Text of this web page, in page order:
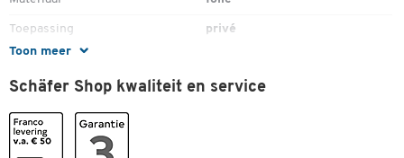
Toon meer
Toepassing privé
Zelfklevend
Kleur
Schäfer Shop kwaliteit en service
Dubbelklik om in te zoomen